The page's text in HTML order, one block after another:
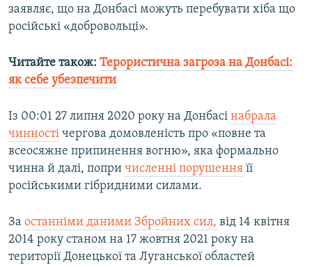
заявляє, що на Донбасі можуть перебувати хіба що
російські «добровольці».
Читайте також: Терористична загроза на Донбасі:
як себе убезпечити
Із 00:01 27 липня 2020 року на Донбасі набрала
чинності чергова домовленість про «повне та
всеосяжне припинення вогню», яка формально
чинна й далі, попри численні порушення її
російськими гібридними силами.
За останніми даними Збройних сил, від 14 квітня
2014 року станом на 17 жовтня 2021 року на
території Донецької та Луганської областей